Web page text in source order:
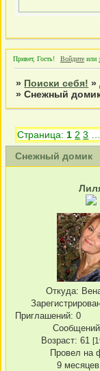
Привет, Гость! Войдите или
» Поиски себя! »
»Снежный
Снежный домик
Страница: 1 2 3
Откуда:
Приглашений: 0
Возраст: 61
Провел на
9